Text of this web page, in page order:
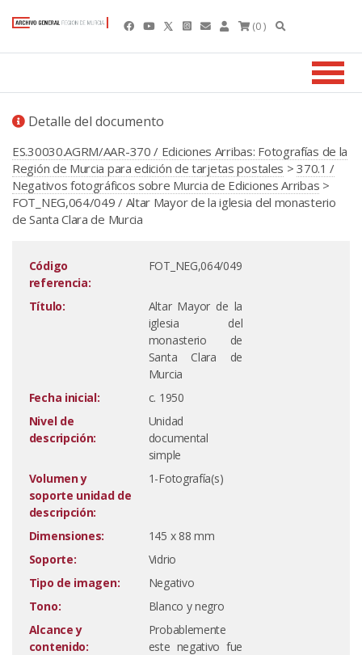
(0 )
Detalle del documento
ES.30030.AGRM/AAR-370 / Ediciones Arribas: Fotografías de la
Región de Murcia para edición de tarjetas postales >370.1 /
Negativos fotográficos sobre Murcia de Ediciones Arribas >
FOT_NEG,064/049 / Altar Mayor de la iglesia del monasterio
de Santa Clara de Murcia
Código
referencia:
FOT_NEG,064/049
Título:
Altar Mayor de la
iglesia del
monasterio de
Santa Clara de
Murcia
Fecha inicial:
c. 1950
Nivel de
descripción:
Unidad
documental
simple
Volumen y
soporte unidad de
descripción:
1-Fotografía(s)
Dimensiones:
145 x 88 mm
Soporte:
Vidrio
Tipo de imagen:
Negativo
Tono:
Blanco y negro
Alcance y
contenido:
Probablemente
este negativo fue